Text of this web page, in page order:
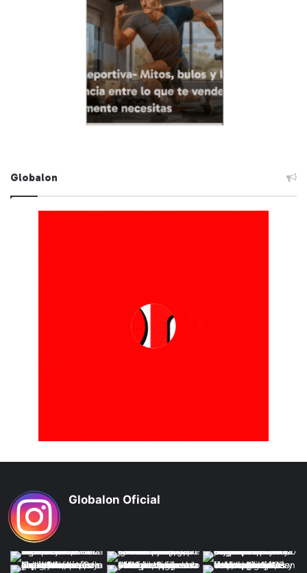
Globalon
Globalon Oficial